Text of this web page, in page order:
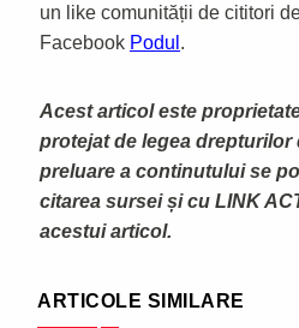
un like comunității de cititori
Facebook Podul .
Acest articol este
protejat de legea drepturilor
preluare a continutului se
citarea sursei și cu LINK
acestui articol.
ARTICOLE SIMILARE